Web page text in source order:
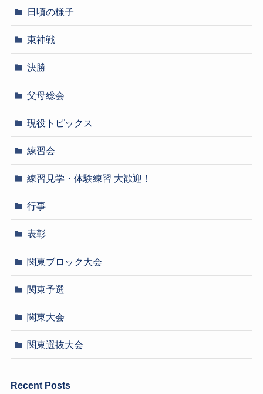
日頃の様子
東神戦
決勝
父母総会
現役トピックス
練習会
練習見学・体験練習 大歓迎！
行事
表彰
関東ブロック大会
関東予選
関東大会
関東選抜大会
Recent Posts